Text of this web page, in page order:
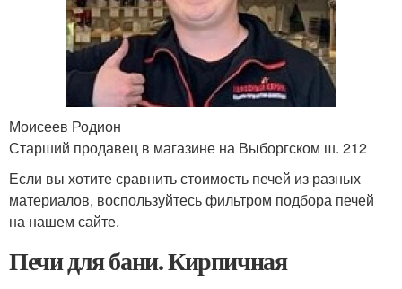
Моисеев Родион
Старший продавец в магазине на Выборгском ш. 212
Если вы хотите сравнить стоимость печей из разных
материалов, воспользуйтесь фильтром подбора печей
на нашем сайте.
Печи для бани. Кирпичная